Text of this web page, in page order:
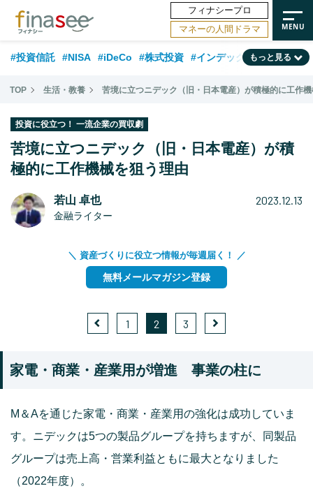
フィナシープロ
マネーの人間ドラマ
#投資信託 #NISA #iDeCo #株式投資 #インデックスファンド
#相談事例 #相続・贈与 #FP #新NISA #積立投資 #30代
#フィナンシャル・ウェルビーイング #企業型DC #退職金 #50代
#老後 #データ・調査 #金融用語解説 #話題の企業
もっと見る
TOP 生活・教養 苦境に立つニデック（旧・日本電産）が積極的に工作
投資に役立つ！ 一流企業の買収劇
苦境に立つニデック（旧・日本電産）が積
極的に工作機械を狙う理由
若山 卓也
金融ライター
2023.12.13
＼ 資産づくりに役立つ情報が毎週届く！ ／
無料メールマガジン登録
1 2 3
家電・商業・産業用が増進 事業の柱に
M＆Aを通じた家電・商業・産業用の強化は成功していま
す。ニデックは5つの製品グループを持ちますが、同製品
グループは売上高・営業利益ともに最大となりました
（2022年度）。